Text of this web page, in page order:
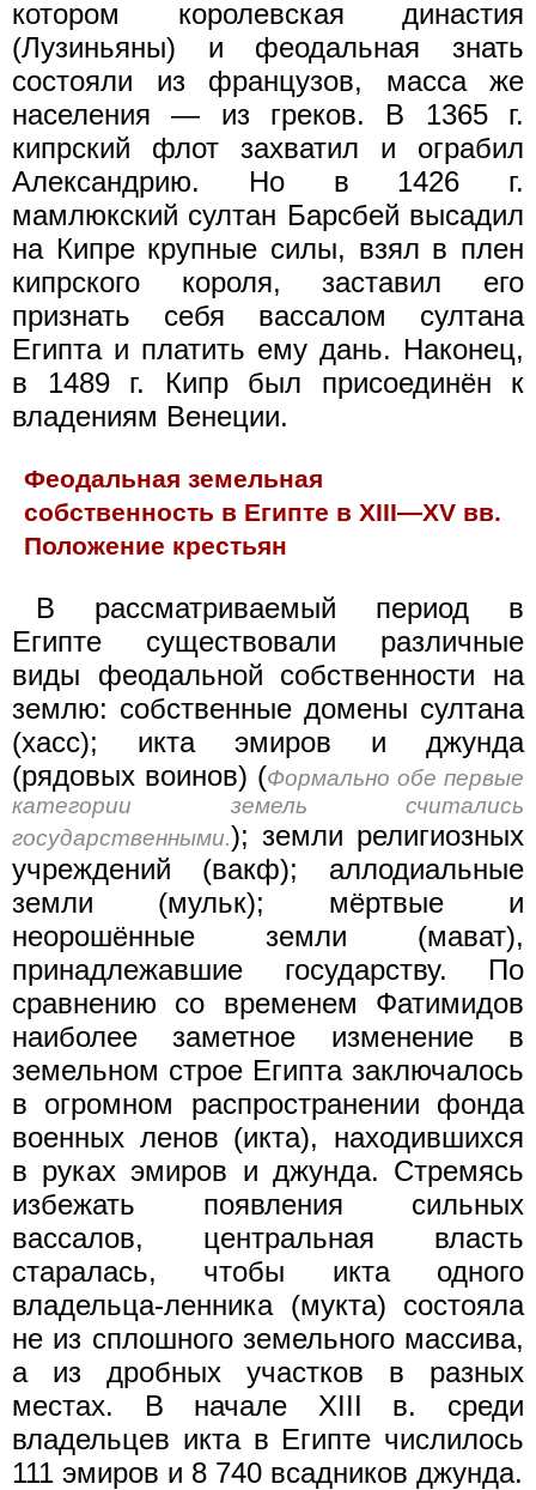
котором королевская династия
(Лузиньяны) и феодальная знать
состояли из французов, масса же
населения — из греков. В 1365 г.
кипрский флот захватил и ограбил
Александрию. Но в 1426 г.
мамлюкский султан Барсбей высадил
на Кипре крупные силы, взял в плен
кипрского короля, заставил его
признать себя вассалом султана
Египта и платить ему дань. Наконец,
в 1489 г. Кипр был присоединён к
владениям Венеции.
Феодальная земельная
собственность в Египте в XIII—XV вв.
Положение крестьян
В рассматриваемый период в
Египте существовали различные
виды феодальной собственности на
землю: собственные домены султана
(хасс); икта эмиров и джунда
(рядовых воинов) (Формально обе первые
категории земель считались
государственными.); земли религиозных
учреждений (вакф); аллодиальные
земли (мульк); мёртвые и
неорошённые земли (мават),
принадлежавшие государству. По
сравнению со временем Фатимидов
наиболее заметное изменение в
земельном строе Египта заключалось
в огромном распространении фонда
военных ленов (икта), находившихся
в руках эмиров и джунда. Стремясь
избежать появления сильных
вассалов, центральная власть
старалась, чтобы икта одного
владельца-ленника (мукта) состояла
не из сплошного земельного массива,
а из дробных участков в разных
местах. В начале XIII в. среди
владельцев икта в Египте числилось
111 эмиров и 8 740 всадников джунда.